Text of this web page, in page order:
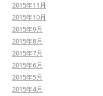
2015年11月
2015年10月
2015年9月
2015年8月
2015年7月
2015年6月
2015年5月
2015年4月